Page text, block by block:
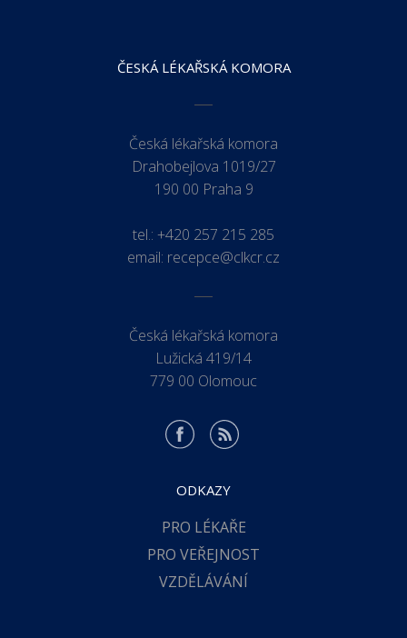
ČESKÁ LÉKAŘSKÁ KOMORA
Česká lékařská komora
Drahobejlova 1019/27
190 00 Praha 9
tel.: +420 257 215 285
email: recepce@clkcr.cz
Česká lékařská komora
Lužická 419/14
779 00 Olomouc
ODKAZY
PRO LÉKAŘE
PRO VEŘEJNOST
VZDĚLÁVÁNÍ